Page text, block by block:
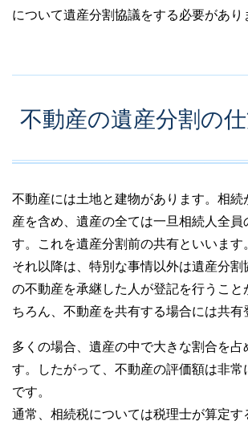
について遺産分割協議をする必要があり
不動産の遺産分割の
不動産には土地と建物があります。相続
産を含め、遺産の全ては一旦相続人全員
す。これを遺産分割前の共有といいます
それ以降は、特別な事情以外は遺産分割
の不動産を承継した人が登記を行うこと
ちろん、不動産を共有する場合には共有
多くの場合、遺産の中で大きな割合を占
す。したがって、不動産の評価額は非常
です。
通常、相続税については税理士が算定す